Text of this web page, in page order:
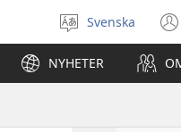
Välj
språk
Svenska
NYHETER